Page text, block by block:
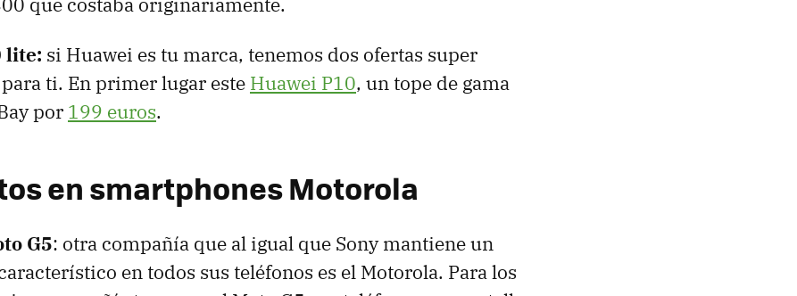
lite: si Huawei es tu marca, tenemos dos ofertas super
ti. En primer lugar este Huawei P10, un tope de gama
por 199 euros.
en smartphones Motorola
G5: otra compañía que al igual que Sony mantiene un
en todos sus teléfonos es el Motorola. Para los